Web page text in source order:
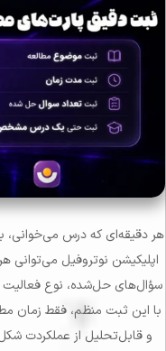
هر دقیقه‌ای که درس می‌خوانی،
اپلیکیشن نوتروفیل می‌توانی
سؤال‌های حل‌شده، نوع فعالیت
با این ثبت منظم، فقط زمان
و قابل‌تحلیل از عملکردت